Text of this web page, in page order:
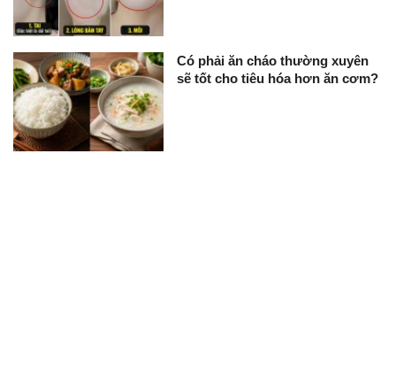
Có phải ăn cháo thường xuyên
sẽ tốt cho tiêu hóa hơn ăn cơm?